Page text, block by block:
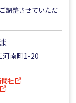
調整させていただ
南町1-20
聞社